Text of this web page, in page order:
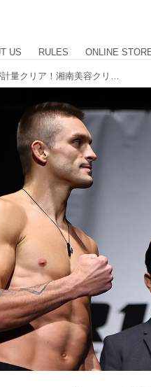
US RULES ONLINE